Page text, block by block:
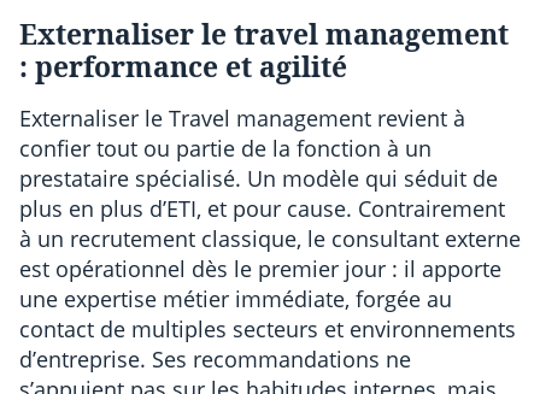
Externaliser le travel management
: performance et agilité
Externaliser le Travel management revient à
confier tout ou partie de la fonction à un
prestataire spécialisé. Un modèle qui séduit de
plus en plus d’ETI, et pour cause. Contrairement
à un recrutement classique, le consultant externe
est opérationnel dès le premier jour : il apporte
une expertise métier immédiate, forgée au
contact de multiples secteurs et environnements
d’entreprise. Ses recommandations ne